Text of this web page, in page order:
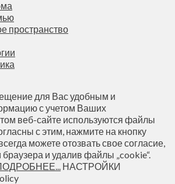
пространство
для Вас удобным и
с учетом Ваших
веб-сайте используются файлы
с этим, нажмите на кнопку
можете отозвать свое согласие,
и удалив файлы „cookie“.
НАСТРОЙКИ